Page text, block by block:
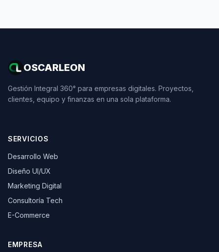
OSCARLEON
Gestión Integral 360° para empresas digitales. Proyectos,
clientes, equipo y finanzas en una sola plataforma.
SERVICIOS
Desarrollo Web
Diseño UI/UX
Marketing Digital
Consultoría Tech
E-Commerce
EMPRESA